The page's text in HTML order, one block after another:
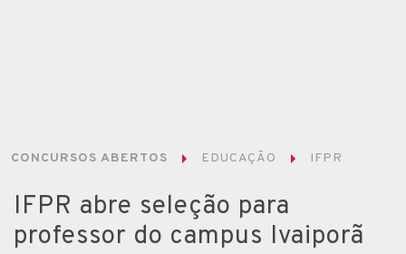
CONCURSOS ABERTOS EDUCAÇÃO IFPR
IFPR abre seleção para
professor do campus Ivaiporã